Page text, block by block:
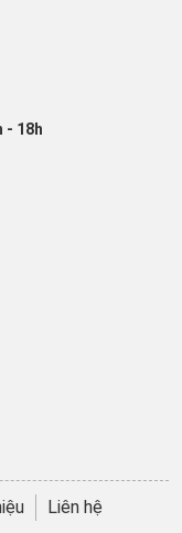
- 18h
Liên hệ